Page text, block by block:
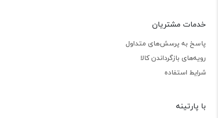
نتیجه می‌توان برای کار‌های متنوعی مثل چاپ لوگو روی محصولات،
پلکسی گلس‌های مشکی و... از این دستگاه استفاده کرد.
خدمات مشتریان
پاسخ به پرسش‌های متداول
رویه‌های بازگرداندن کالا
شرایط استفاده
با پارتینه